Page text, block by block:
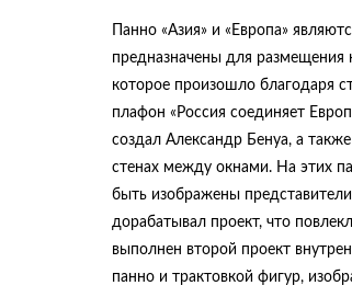
Панно «Азия» и «Европа»
предназначены для размещения
которое произошло благодаря
плафон «Россия соединяет
создал Александр Бенуа, а
стенах между окнами. На этих
быть изображены
дорабатывал проект, что
выполнен второй проект
панно и трактовкой фигур,